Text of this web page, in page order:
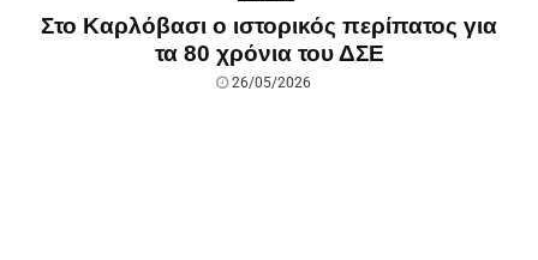
Στο Καρλόβασι ο ιστορικός περίπατος για
τα 80 χρόνια του ΔΣΕ
26/05/2026